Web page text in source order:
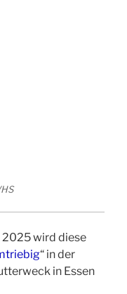
wird diese
“ in der
in Essen